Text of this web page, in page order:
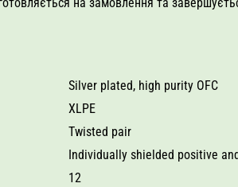
Silver plated, high purity OFC
XLPE
Twisted pair
Individually shielded positive
12